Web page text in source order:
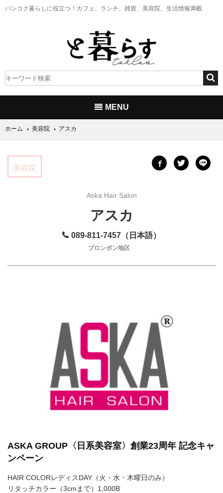
バンコク暮らしに役立つ！ カフェ、ランチ、雑貨、美容院、生活情報満載
MENU
ホーム 美容院 アスカ
美容院
Aska Hair Salon
アスカ
089-811-7457（日本語）
プロンポン地区
ASKA GROUP〈日系美容室〉創業23周年 記念キャ
ンペーン
HAIR COLORレディスDAY（火・水・木曜日のみ）
リタッチカラー（3cmまで）1,000B